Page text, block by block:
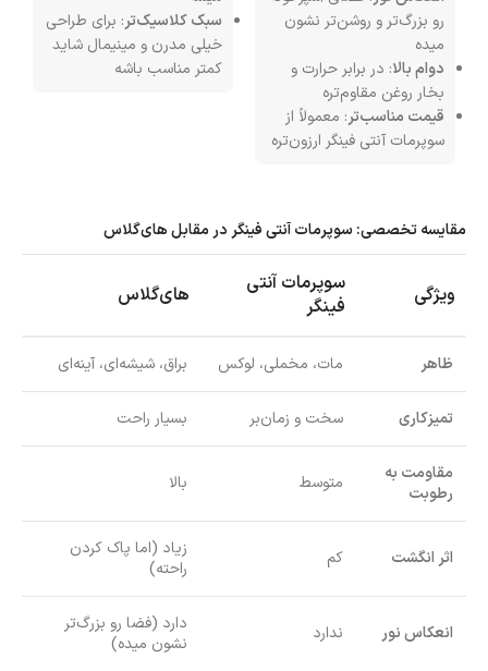
رو بزرگ‌تر و روشن‌تر نشون
میده
دوام بالا: در برابر حرارت و
بخار روغن مقاوم‌تره
قیمت مناسب‌تر: معمولاً از
سوپرمات آنتی فینگر ارزون‌تره
سبک کلاسیک‌تر: برای طراحی
خیلی مدرن و مینیمال شاید
کمتر مناسب باشه
مقایسه تخصصی: سوپرمات آنتی فینگر در مقابل های‌گلاس
ویژگی
سوپرمات آنتی
فینگر
های‌گلاس
ظاهر مات، مخملی، لوکس براق، شیشه‌ای، آینه‌ای
تمیزکاری سخت و زمان‌بر بسیار راحت
مقاومت به
رطوبت
متوسط بالا
اثر انگشت کم
زیاد (اما پاک کردن
راحته)
انعکاس نور ندارد
دارد (فضا رو بزرگ‌تر
نشون میده)